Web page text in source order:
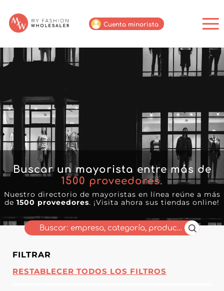
Cuenta minorista
Buscar un mayorista entre más de
1500 proveedores.
Nuestro directorio de mayoristas en línea reúne a más
de 1500 proveedores. ¡Visita ahora sus tiendas online!
FILTRAR
RESTABLECER TODOS LOS FILTROS